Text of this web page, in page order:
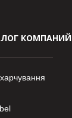
КОМПАНИЙ